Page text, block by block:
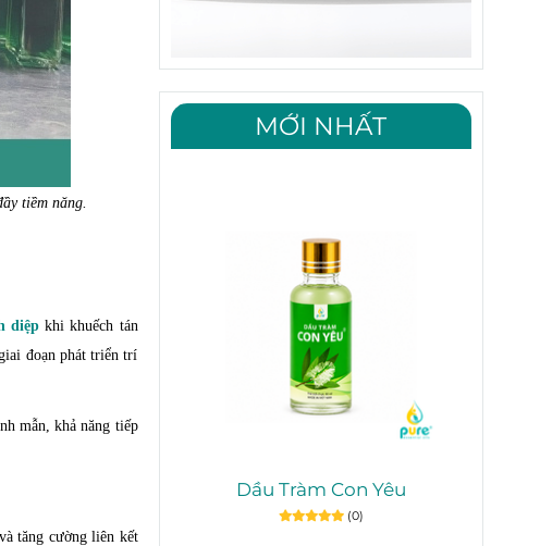
tiềm năng.
diệp khi khuếch tán
đoạn phát triển trí
mẫn, khả năng tiếp
tăng cường liên kết
MỚI NHẤT
Dầu Tràm Con Yêu
(0)